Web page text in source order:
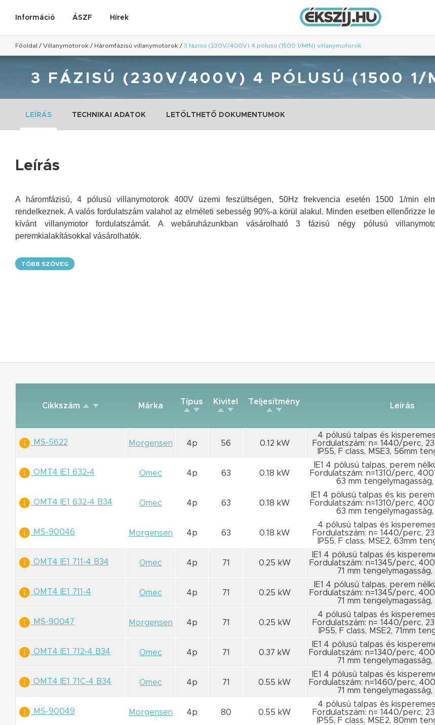
Információ ÁSZF Hírek
Főoldal / Villanymotorok / Háromfázisú villanymotorok / 3 fázisú (230V/400V) 4 pólusú (1500 1/MIN) villanymotorok
3 FÁZISÚ (230V/400V) 4 PÓLUSÚ (1500 1/
LEÍRÁS TECHNIKAI ADATOK LETÖLTHETŐ DOKUMENTUMOK
Leírás
A háromfázisú, 4 pólusú villanymotorok 400V üzemi feszültségen, 50Hz frekvencia esetén 1500 1/min
rendelkeznek. A valós fordulatszám valahol az elméleti sebesség 90%-a körül alakul. Minden esetben ellenőrizze
kívánt villanymotor fordulatszámát.A webáruházunkban vásárolható 3 fázisú négy pólusú
peremkialakításokkal vásárolhatók.
TÖBB SZÖVEG
Cikkszám Márka Típus Kivitel Teljesítmény Leírás
MS-5622 Morgensen 4p 56 0.12 kW
4 pólusú talpas és
Fordulatszám: n= 1440/perc,
IP55, F class, MSE3, 56mm
OMT4 IE1 632-4 Omec 4p 63 0.18 kW
IE1 4 pólusú talpas, perem
Fordulatszám: n=1310/perc,
63 mm
OMT4 IE1 632-4 B34 Omec 4p 63 0.18 kW
IE1 4 pólusú talpas és kis
Fordulatszám: n=1310/perc,
63 mm
MS-90046 Morgensen 4p 63 0.18 kW
4 pólusú talpas és
Fordulatszám: n= 1440/perc,
IP55, F class, MSE2, 63mm
OMT4 IE1 711-4 B34 Omec 4p 71 0.25 kW
IE1 4 pólusú talpas és
Fordulatszám: n=1345/perc,
71 mm
OMT4 IE1 711-4 Omec 4p 71 0.25 kW
IE1 4 pólusú talpas, perem
Fordulatszám: n=1345/perc,
71 mm
MS-90047 Morgensen 4p 71 0.25 kW
4 pólusú talpas és
Fordulatszám: n= 1440/perc,
IP55, F class, MSE2, 71mm
OMT4 IE1 712-4 B34 Omec 4p 71 0.37 kW
IE1 4 pólusú talpas és
Fordulatszám: n=1340/perc,
71 mm
OMT4 IE1 71C-4 B34 Omec 4p 71 0.55 kW
IE1 4 pólusú talpas és
Fordulatszám: n=1460/perc,
71 mm
MS-90049 Morgensen 4p 80 0.55 kW
4 pólusú talpas és
Fordulatszám: n= 1440/perc,
IP55, F class, MSE2, 80mm